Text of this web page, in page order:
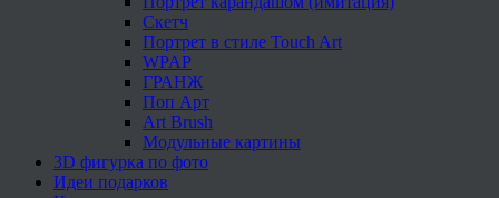
Скетч
Портрет в стиле Touch Art
WPAP
ГРАНЖ
Поп Арт
Art Brush
Модульные картины
3D фигурка по фото
Идеи подарков